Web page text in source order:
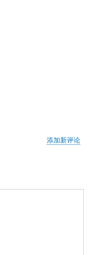
添加新评论